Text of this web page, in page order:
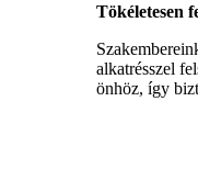
Tökéletesen
alkatrésszel
önhöz, így